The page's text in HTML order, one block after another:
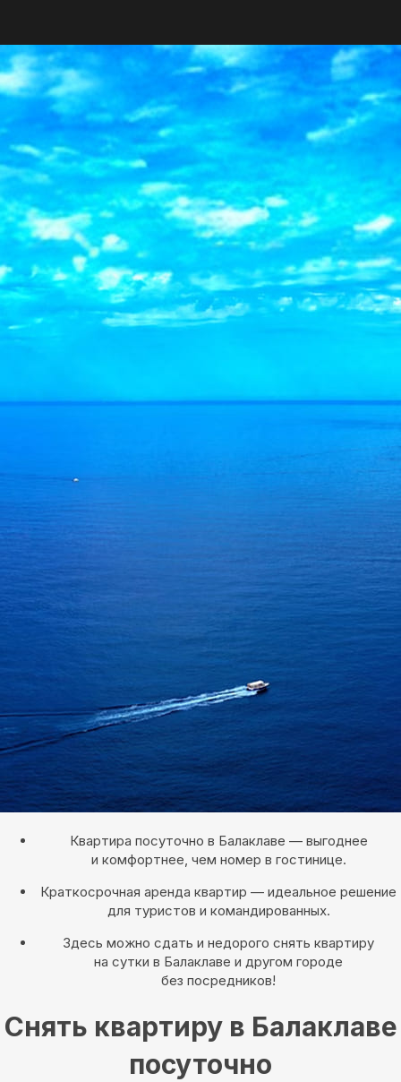
Квартира посуточно в Балаклаве — выгоднее
и комфортнее, чем номер в гостинице.
Краткосрочная аренда квартир — идеальное решение
для туристов и командированных.
Здесь можно сдать и недорого снять квартиру
на сутки в Балаклаве и другом городе
без посредников!
Снять квартиру в Балаклаве
посуточно